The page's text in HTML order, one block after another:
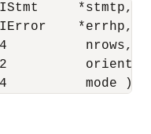
*stmtp,
*errhp,
nrows,
mode );